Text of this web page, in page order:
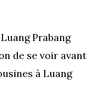
Prabang
de se voir avant
à Luang